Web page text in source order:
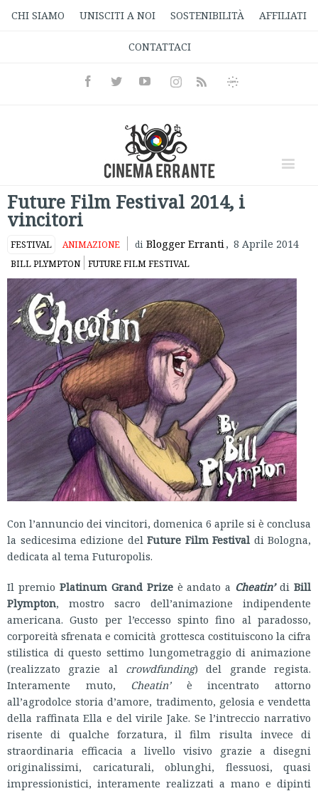
CHI SIAMO UNISCITI A NOI SOSTENIBILITÀ AFFILIATI
CONTATTACI
FacebookTwitterYoutubeInstagramRss
Informativa
Future Film Festival 2014, i
vincitori
FESTIVAL ANIMAZIONE di Blogger Erranti, 8 Aprile 2014
BILL PLYMPTON FUTURE FILM FESTIVAL
Con l’annuncio dei vincitori, domenica 6 aprile si è conclusa
la sedicesima edizione del Future Film Festival di Bologna,
dedicata al tema Futuropolis.
Il premio Platinum Grand Prizeè andato a Cheatin’diBill
Plympton, mostro sacro dell’animazione indipendente
americana. Gusto per l’eccesso spinto fino al paradosso,
corporeità sfrenata e comicità grottesca costituiscono la cifra
stilistica di questo settimo lungometraggio di animazione
(realizzato grazie al crowdfunding) del grande regista.
Interamente muto, Cheatin’è incentrato attorno
all’agrodolce storia d’amore, tradimento, gelosia e vendetta
della raffinata Ella e del virile Jake. Se l’intreccio narrativo
risente di qualche forzatura, il film risulta invece di
straordinaria efficacia a livello visivo grazie a disegni
originalissimi, caricaturali, oblunghi, flessuosi, quasi
impressionistici, interamente realizzati a mano e dipinti